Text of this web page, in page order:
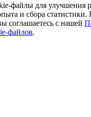
файлы для улучшения
и сбора
соглашаетесь с нашей
файлов.